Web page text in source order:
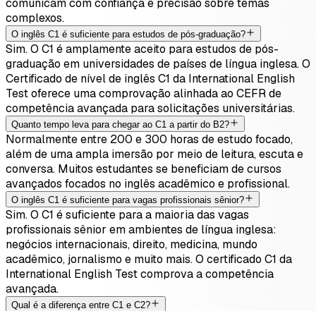
complexos.
O inglês C1 é suficiente para estudos de pós-graduação?
Sim. O C1 é amplamente aceito para estudos de pós-
graduação em universidades de países de língua inglesa. O
Certificado de nível de inglês C1 da International English
Test oferece uma comprovação alinhada ao CEFR de
competência avançada para solicitações universitárias.
Quanto tempo leva para chegar ao C1 a partir do B2?
Normalmente entre 200 e 300 horas de estudo focado,
além de uma ampla imersão por meio de leitura, escuta e
conversa. Muitos estudantes se beneficiam de cursos
avançados focados no inglês acadêmico e profissional.
O inglês C1 é suficiente para vagas profissionais sênior?
Sim. O C1 é suficiente para a maioria das vagas
profissionais sênior em ambientes de língua inglesa:
negócios internacionais, direito, medicina, mundo
acadêmico, jornalismo e muito mais. O certificado C1 da
International English Test comprova a competência
avançada.
Qual é a diferença entre C1 e C2?